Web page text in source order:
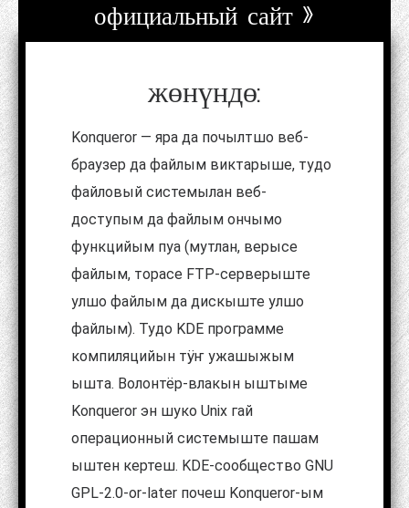
официальный сайт »
жөнүндө:
Konqueror — яра да почылтшо веб-
браузер да файлым виктарыше, тудо
файловый системылан веб-
доступым да файлым ончымо
функцийым пуа (мутлан, верысе
файлым, торасе FTP-серверыште
улшо файлым да дискыште улшо
файлым). Тудо KDE программе
компиляцийын тӱҥ ужашыжым
ышта. Волонтёр-влакын ыштыме
Konqueror эн шуко Unix гай
операционный системыште пашам
ыштен кертеш. KDE-сообщество GNU
GPL-2.0-or-later почеш Konqueror-ым